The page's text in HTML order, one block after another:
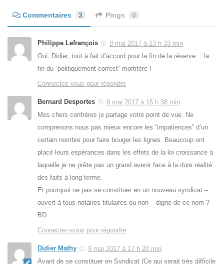
Commentaires 3 Pings 0
Philippe Lefrançois
8 mai 2017 à 23 h 33 min
Oui, Didier, tout à fait d’accord pour la fin de la réserve… la
fin du “politiquement correct” mortifère !
Connectez-vous pour répondre
Bernard Desportes
9 mai 2017 à 15 h 38 min
Mes chers confrères je partage votre point de vue. Ne
comprenons nous pas mieux encore les “impatiences” d’un
certain nombre pour faire bouger les lignes. Beaucoup ont
placé leurs espérances dans les effets de la loi croissance à
laquelle je ne prête pas un grand avenir face à la dure réalité
des faits à long terme.
Et pourquoi ne pas se constituer en un nouveau syndicat –
ouvert à tous notaires titulaires ou non – digne de ce nom ?
BD
Connectez-vous pour répondre
Didier Mathy
9 mai 2017 à 17 h 20 min
Avant de se constituer en Syndicat (Ce qui serait très difficile